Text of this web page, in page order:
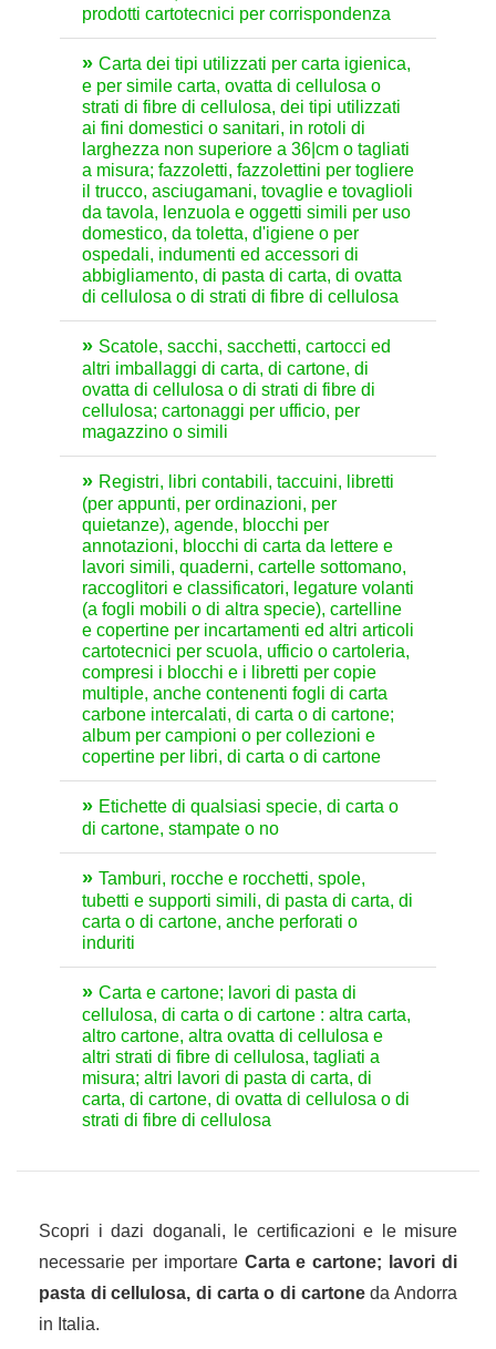
prodotti cartotecnici per corrispondenza
Carta dei tipi utilizzati per carta igienica,
e per simile carta, ovatta di cellulosa o
strati di fibre di cellulosa, dei tipi utilizzati
ai fini domestici o sanitari, in rotoli di
larghezza non superiore a 36|cm o tagliati
a misura; fazzoletti, fazzolettini per togliere
il trucco, asciugamani, tovaglie e tovaglioli
da tavola, lenzuola e oggetti simili per uso
domestico, da toletta, d'igiene o per
ospedali, indumenti ed accessori di
abbigliamento, di pasta di carta, di ovatta
di cellulosa o di strati di fibre di cellulosa
Scatole, sacchi, sacchetti, cartocci ed
altri imballaggi di carta, di cartone, di
ovatta di cellulosa o di strati di fibre di
cellulosa; cartonaggi per ufficio, per
magazzino o simili
Registri, libri contabili, taccuini, libretti
(per appunti, per ordinazioni, per
quietanze), agende, blocchi per
annotazioni, blocchi di carta da lettere e
lavori simili, quaderni, cartelle sottomano,
raccoglitori e classificatori, legature volanti
(a fogli mobili o di altra specie), cartelline
e copertine per incartamenti ed altri articoli
cartotecnici per scuola, ufficio o cartoleria,
compresi i blocchi e i libretti per copie
multiple, anche contenenti fogli di carta
carbone intercalati, di carta o di cartone;
album per campioni o per collezioni e
copertine per libri, di carta o di cartone
Etichette di qualsiasi specie, di carta o
di cartone, stampate o no
Tamburi, rocche e rocchetti, spole,
tubetti e supporti simili, di pasta di carta, di
carta o di cartone, anche perforati o
induriti
Carta e cartone; lavori di pasta di
cellulosa, di carta o di cartone : altra carta,
altro cartone, altra ovatta di cellulosa e
altri strati di fibre di cellulosa, tagliati a
misura; altri lavori di pasta di carta, di
carta, di cartone, di ovatta di cellulosa o di
strati di fibre di cellulosa
Scopri i dazi doganali, le certificazioni e le misure
necessarie per importare Carta e cartone; lavori di
pasta di cellulosa, di carta o di cartoneda Andorra
in Italia.